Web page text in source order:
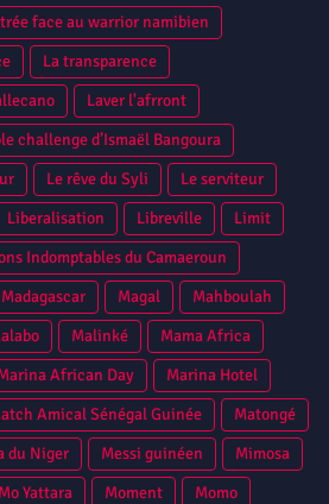
face au warrior namibien
La transparence
Laver l'afrront
challenge d’Ismaël Bangoura
Le rêve du Syli
Le serviteur
Liberalisation Libreville
Limit
Indomptables du Camaeroun
Madagascar Magal
Mahboulah
Malinké
Mama Africa
African Day
Marina Hotel
Amical Sénégal Guinée
Matongé
du Niger Messi guinéen
Mimosa
Mo Yattara Moment
Momo